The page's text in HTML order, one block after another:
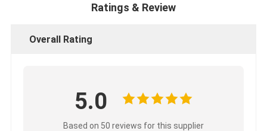
Ratings & Review
Overall Rating
5.0
Based on 50 reviews for this supplier